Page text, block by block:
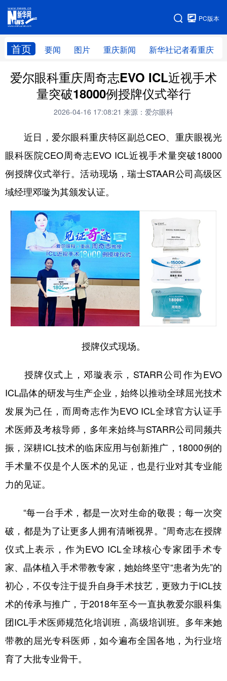
PC版本
首页 要闻 图片 重庆新闻 新华社记者看重庆
网站地图
爱尔眼科重庆周奇志EVO ICL近视手术
量突破18000例授牌仪式举行
2026-04-16 17:08:21 来源：爱尔眼科
近日，爱尔眼科重庆特区副总CEO、重庆眼视光
眼科医院CEO周奇志EVO ICL近视手术量突破18000
例授牌仪式举行。活动现场，瑞士STAAR公司高级区
域经理邓璇为其颁发认证。
授牌仪式现场。
授牌仪式上，邓璇表示，STARR公司作为EVO
ICL晶体的研发与生产企业，始终以推动全球屈光技术
发展为己任，而周奇志作为EVO ICL全球官方认证手
术医师及考核导师，多年来始终与STARR公司同频共
振，深耕ICL技术的临床应用与创新推广，18000例的
手术量不仅是个人医术的见证，也是行业对其专业能
力的见证。
“每一台手术，都是一次对生命的敬畏；每一次突
破，都是为了让更多人拥有清晰视界。”周奇志在授牌
仪式上表示，作为EVO ICL全球核心专家团手术专
家、晶体植入手术带教专家，她始终坚守“患者为先”的
初心，不仅专注于提升自身手术技艺，更致力于ICL技
术的传承与推广，于2018年至今一直执教爱尔眼科集
团ICL手术医师规范化培训班，高级培训班。多年来她
带教的屈光专科医师，如今遍布全国各地，为行业培
育了大批专业骨干。